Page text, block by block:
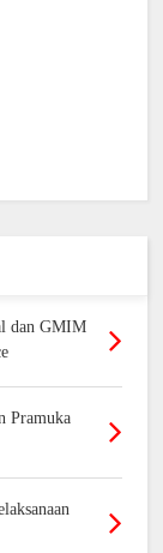
dan GMIM
Pramuka